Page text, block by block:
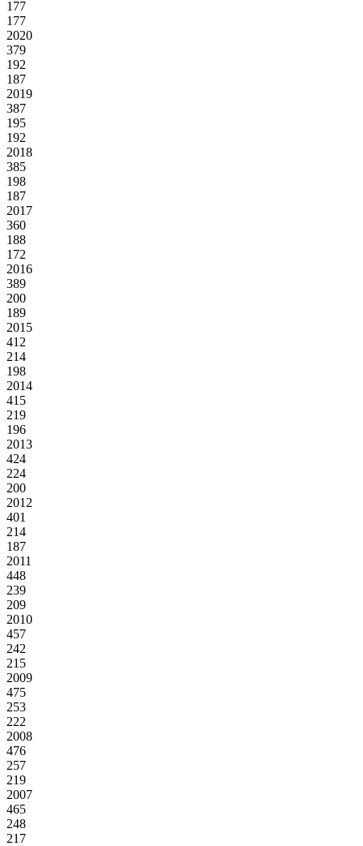
177
177
2020
379
192
187
2019
387
195
192
2018
385
198
187
2017
360
188
172
2016
389
200
189
2015
412
214
198
2014
415
219
196
2013
424
224
200
2012
401
214
187
2011
448
239
209
2010
457
242
215
2009
475
253
222
2008
476
257
219
2007
465
248
217